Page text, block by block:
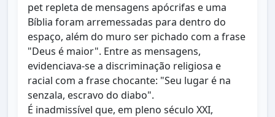
pet repleta de mensagens apócrifas e uma
Bíblia foram arremessadas para dentro do
espaço, além do muro ser pichado com a frase
"Deus é maior". Entre as mensagens,
evidenciava-se a discriminação religiosa e
racial com a frase chocante: "Seu lugar é na
senzala, escravo do diabo".
É inadmissível que, em pleno século XXI,